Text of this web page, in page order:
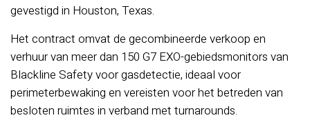
gevestigd in Houston, Texas.
Het contract omvat de gecombineerde verkoop en
verhuur van meer dan 150 G7 EXO-gebiedsmonitors van
Blackline Safety voor gasdetectie, ideaal voor
perimeterbewaking en vereisten voor het betreden van
besloten ruimtes in verband met turnarounds.